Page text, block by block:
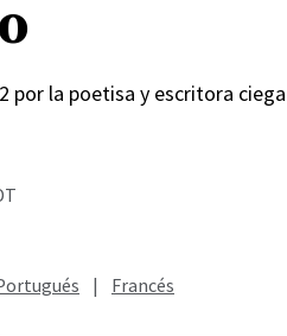
por la poetisa y escritora
| Francés